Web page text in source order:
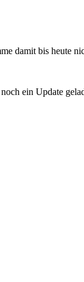
damit bis heute
ein Update